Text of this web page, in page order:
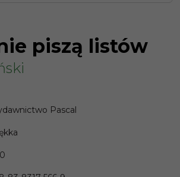
piszą listów
Pascal